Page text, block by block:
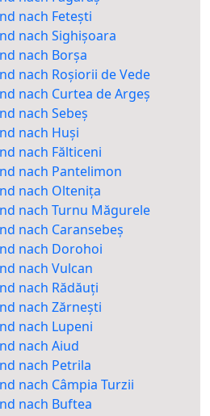
nach Fetești
nach Sighișoara
nach Borșa
nach Roșiorii de Vede
nach Curtea de Argeș
nach Sebeș
nach Huși
nach Fălticeni
nach Pantelimon
nach Oltenița
nach Turnu Măgurele
nach Caransebeș
nach Dorohoi
nach Vulcan
nach Rădăuți
nach Zărnești
nach Lupeni
nach Aiud
nach Petrila
nach Câmpia Turzii
nach Buftea